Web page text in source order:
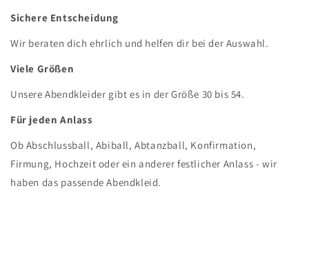
Sichere Entscheidung
Wir beraten dich ehrlich und helfen dir bei der Auswahl.
Viele Größen
Unsere Abendkleider gibt es in der Größe 30 bis 54.
Für jeden Anlass
Ob Abschlussball, Abiball, Abtanzball, Konfirmation,
Firmung, Hochzeit oder ein anderer festlicher Anlass - wir
haben das passende Abendkleid.